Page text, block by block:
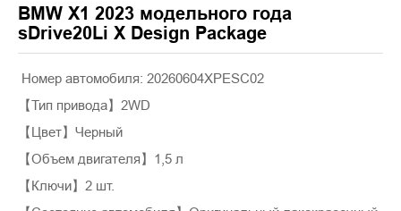
BMW X1 2023 модельного года
sDrive20Li X Design Package
Номер автомобиля: 20260604XPESC02
【Тип привода】2WD
【Цвет】Черный
【Объем двигателя】1,5 л
【Ключи】2 шт.